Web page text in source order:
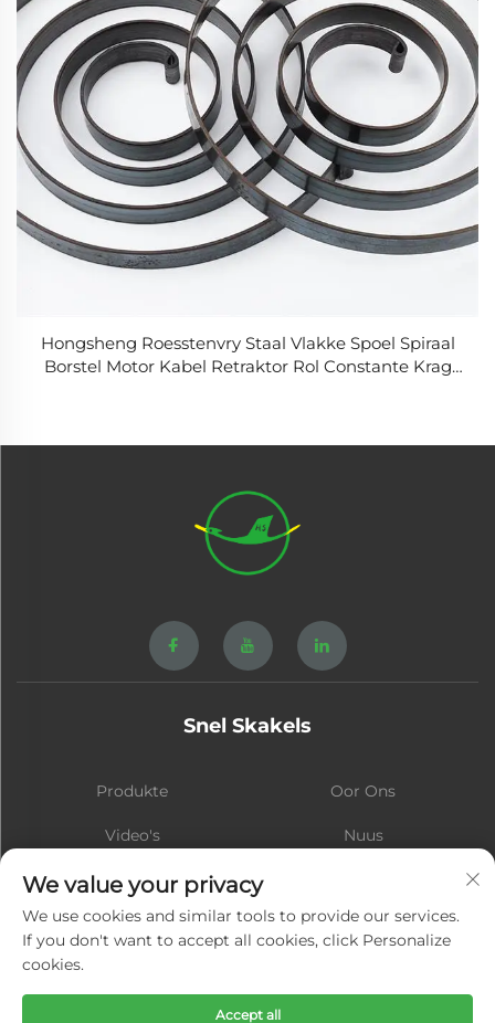
Hongsheng Roesstenvry Staal Vlakke Spoel Spiraal
Borstel Motor Kabel Retraktor Rol Constante Krag
Snel Skakels
Produkte Oor Ons
Video's Nuus
Kontak
We value your privacy
We use cookies and similar tools to provide our services.
If you don't want to accept all cookies, click Personalize
cookies.
Accept all